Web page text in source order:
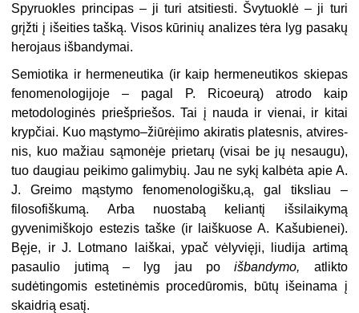
Spyruokles principas – ji turi atsi­tiesti. Švytuoklė – ji turi
grįžti į išeities tašką. Visos kūrinių analizes tėra lyg pasakų
herojaus išbandymai.
Semiotika ir hermeneutika (ir kaip hermeneutikos skiepas
fenomenologijo­je – pagal P. Ricoeurą) atrodo kaip
metodologinės priešpriešos. Tai į nauda ir vienai, ir kitai
krypčiai. Kuo mąstymo–žiūrėįimo akiratis platesnis, atvires­
nis, kuo mažiau sąmonėje prietarų (visai be jų nesaugu),
tuo daugiau peikimo galimybių. Jau ne sykį kalbėta apie A.
J. Greimo mąstymo fenomenologišku,ą, gal tiksliau –
filosofiškumą. Arba nuostabą keliantį išsilaikymą
gyvenimiškojo estezis taške (ir laiškuose A. Kašubienei).
Bęje, ir J. Lotmano laiškai, ypač vėlyvięji, liudija artimą
pasaulio juti­mą – lyg jau poišbandymo, atlikto
sudėtingomis estetinėmis procedūromis, būtų išeinama į
skaidrią esatį.